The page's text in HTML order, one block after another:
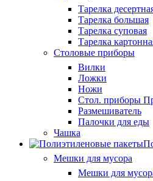
Тарелка
Тарелка большая
Тарелка суповая
Тарелка
Столовые приборы
Вилки
Ложки
Ножи
Стол. приборы
Размешиватель
Палочки для еды
Чашка
Мешки для мусора
Мешки для